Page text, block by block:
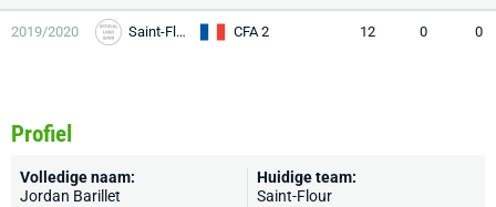
2019/2020 Saint-Flour CFA 2 12 0 0
Profiel
Volledige naam:
Jordan Barillet
Huidige team:
Saint-Flour